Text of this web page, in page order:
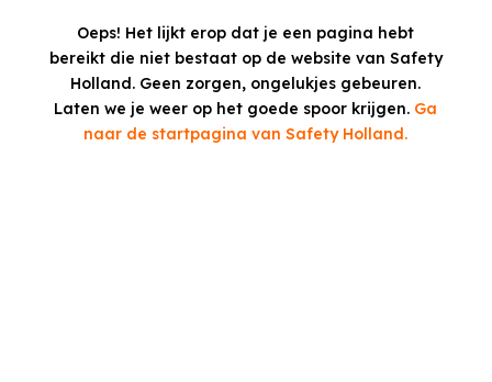
Oeps! Het lijkt erop dat je een pagina hebt
bereikt die niet bestaat op de website van Safety
Holland. Geen zorgen, ongelukjes gebeuren.
Laten we je weer op het goede spoor krijgen. Ga
naar de startpagina van Safety Holland.